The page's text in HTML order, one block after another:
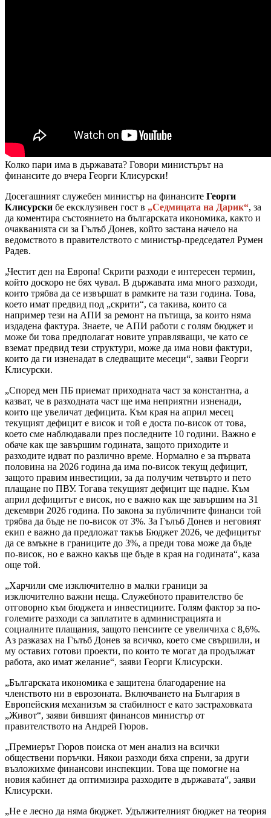
Колко пари има в държавата? Говори министърът на
финансите до вчера Георги Клисурски!
Досегашният служебен министър на финансите Георги
Клисурски бе ексклузивен гост в „Седмицата на Дарик“, за
да коментира състоянието на българската икономика, както и
очакванията си за Гълъб Донев, който застана начело на
ведомството в правителството с министър-председател Румен
Радев.
„Честит ден на Европа! Скрити разходи е интересен термин,
който доскоро не бях чувал. В държавата има много разходи,
които трябва да се извършат в рамките на тази година. Това,
което имат предвид под „скрити“, са такива, които са
например тези на АПИ за ремонт на пътища, за които няма
издадена фактура. Знаете, че АПИ работи с голям бюджет и
може би това предполагат новите управляващи, че като се
вземат предвид тези структури, може да има нови фактури,
които да ги изненадат в следващите месеци“, заяви Георги
Клисурски.
„Според мен ПБ приемат приходната част за константна, а
казват, че в разходната част ще има неприятни изненади,
които ще увеличат дефицита. Към края на април месец
текущият дефицит е висок и той е доста по-висок от това,
което сме наблюдавали през последните 10 години. Важно е
обаче как ще завършим годината, защото приходите и
разходите идват по различно време. Нормално е за първата
половина на 2026 година да има по-висок текущ дефицит,
защото правим инвестиции, за да получим четвърто и пето
плащане по ПВУ. Тогава текущият дефицит ще падне. Към
април дефицитът е висок, но е важно как ще завършим на 31
декември 2026 година. По закона за публичните финанси той
трябва да бъде не по-висок от 3%. За Гълъб Донев и неговият
екип е важно да предложат такъв Бюджет 2026, че дефицитът
да се вмъкне в границите до 3%, а преди това може да бъде
по-висок, но е важно какъв ще бъде в края на годината“, каза
още той.
„Харчили сме изключително в малки граници за
изключително важни неща. Служебното правителство бе
отговорно към бюджета и инвестициите. Голям фактор за по-
големите разходи са заплатите в администрацията и
социалните плащания, защото пенсиите се увеличиха с 8,6%.
Аз разказах на Гълъб Донев за всичко, което сме свършили, и
му оставих готови проекти, по които те могат да продължат
работа, ако имат желание“, заяви Георги Клисурски.
„Българската икономика е защитена благодарение на
членството ни в еврозоната. Включването на България в
Европейския механизъм за стабилност е като застраховката
„Живот“, заяви бившият финансов министър от
правителството на Андрей Гюров.
„Премиерът Гюров поиска от мен анализ на всички
обществени поръчки. Някои разходи бяха спрени, за други
възложихме финансови инспекции. Това ще помогне на
новия кабинет да оптимизира разходите в държавата“, заяви
Клисурски.
„Не е лесно да няма бюджет. Удължителният бюджет на теория